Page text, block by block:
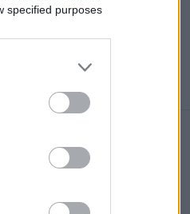
specified purposes